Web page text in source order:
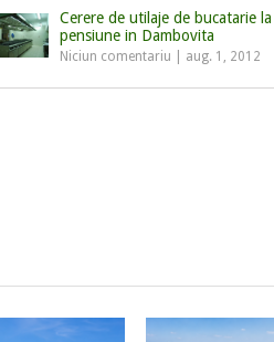
Cerere de utilaje de bucatarie la
pensiune in Dambovita
Niciun comentariu aug. 1, 2012